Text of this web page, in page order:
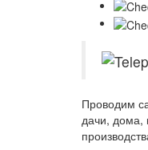
Проводим
дачи, дома,